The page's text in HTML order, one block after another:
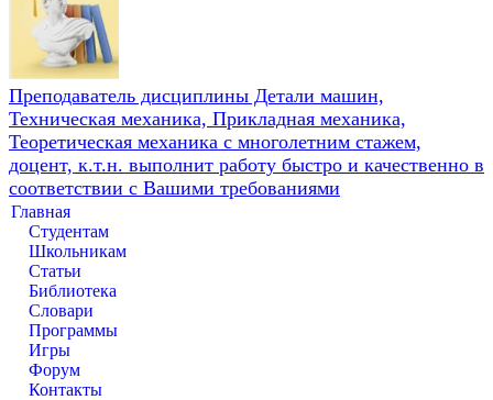
Преподаватель дисциплины Детали машин,
Техническая механика, Прикладная механика,
Теоретическая механика с многолетним стажем,
доцент, к.т.н. выполнит работу быстро и качественно в
соответствии с Вашими требованиями
Главная
Студентам
Школьникам
Статьи
Библиотека
Словари
Программы
Игры
Форум
Контакты